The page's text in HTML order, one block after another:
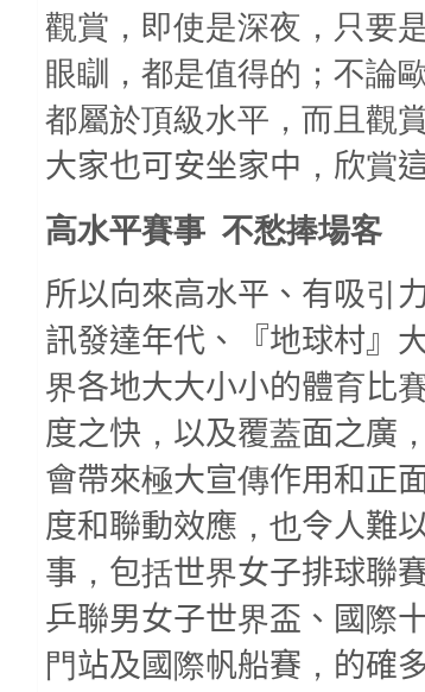
觀賞，即使是深夜，只要
眼瞓，都是值得的；不論
都屬於頂級水平，而且觀
大家也可安坐家中 ， 欣賞
高水平賽事 不愁捧場客
所以向來高水平、有吸引
訊發達年代、『地球村』
界各地大大小小的體育比
度之快 ， 以及覆蓋面之廣 ，
會帶來極大宣傳作用和正
度和聯動效應 ，也令人難
事 ， 包括世界女子排球聯
乒聯男女子世界盃、國 際
門站及國 際帆船賽 ， 的確